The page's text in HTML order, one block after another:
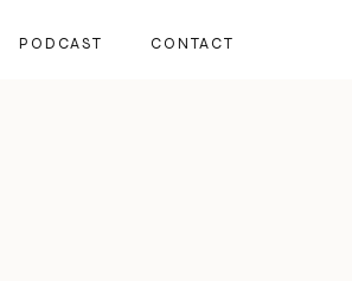
PODCAST CONTACT